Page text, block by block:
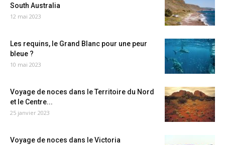
South Australia
12 mai 2023
Les requins, le Grand Blanc pour une peur
bleue ?
10 mai 2023
Voyage de noces dans le Territoire du Nord
et le Centre...
25 janvier 2023
Voyage de noces dans le Victoria